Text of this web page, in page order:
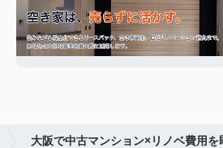
大阪で中古マンション×リノベ費用